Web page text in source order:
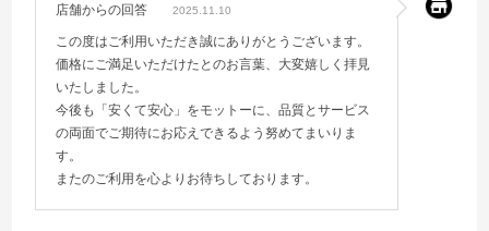
店舗からの回答 2025.11.10
この度はご利用いただき誠にありがとうございます。
価格にご満足いただけたとのお言葉、大変嬉しく拝見
いたしました。
今後も「安くて安心」をモットーに、品質とサービス
の両面でご期待にお応えできるよう努めてまいりま
す。
またのご利用を心よりお待ちしております。